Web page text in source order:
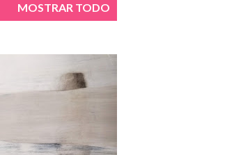
MOSTRAR TODO